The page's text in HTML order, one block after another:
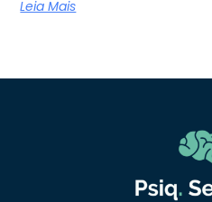
Leia Mais